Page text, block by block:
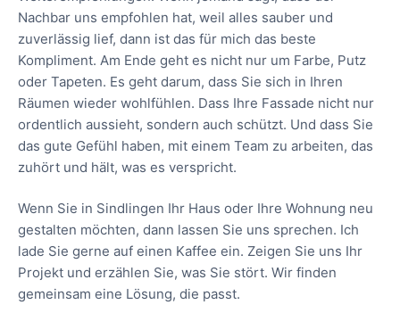
Nachbar uns empfohlen hat, weil alles sauber und
zuverlässig lief, dann ist das für mich das beste
Kompliment. Am Ende geht es nicht nur um Farbe, Putz
oder Tapeten. Es geht darum, dass Sie sich in Ihren
Räumen wieder wohlfühlen. Dass Ihre Fassade nicht nur
ordentlich aussieht, sondern auch schützt. Und dass Sie
das gute Gefühl haben, mit einem Team zu arbeiten, das
zuhört und hält, was es verspricht.
Wenn Sie in Sindlingen Ihr Haus oder Ihre Wohnung neu
gestalten möchten, dann lassen Sie uns sprechen. Ich
lade Sie gerne auf einen Kaffee ein. Zeigen Sie uns Ihr
Projekt und erzählen Sie, was Sie stört. Wir finden
gemeinsam eine Lösung, die passt.